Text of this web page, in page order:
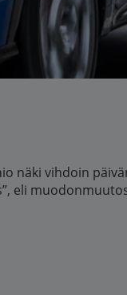
näki vihdoin
eli